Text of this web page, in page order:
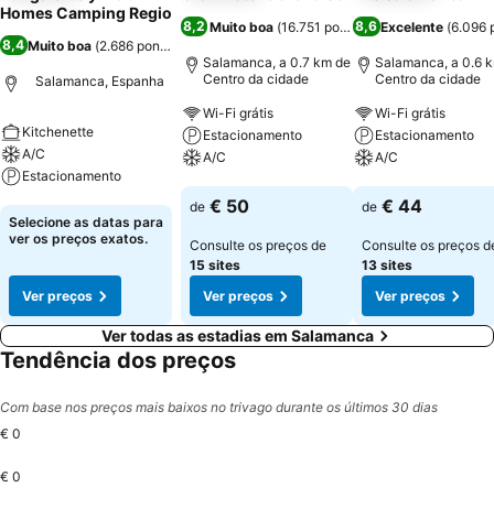
Homes Camping Regio
8,4 Muito boa (2.686 pontuações
Salamanca, Espanha
Kitchenette
A/C
Estacionamento
Ver preços
Selecione as datas para
ver os preços exatos.
Ver preços
8,2 Muito boa (16.751 pontuações)
Salamanca, a 0.7 km de
Centro da cidade
Wi-Fi grátis
Estacionamento
A/C
Ver preços
de € 50
Consulte os preços de
15 sites
Ver preços
8,6 Excelente (6.096
Salamanca, a 0.6
Centro da cidade
Wi-Fi grátis
Estacionamento
A/C
Ver preços
de € 44
Consulte os preços
13 sites
Ver preços
Ver todas as estadias em Salamanca
Tendência dos preços
Com base nos preços mais baixos no trivago durante os últimos 30 dias
€ 0
€ 0